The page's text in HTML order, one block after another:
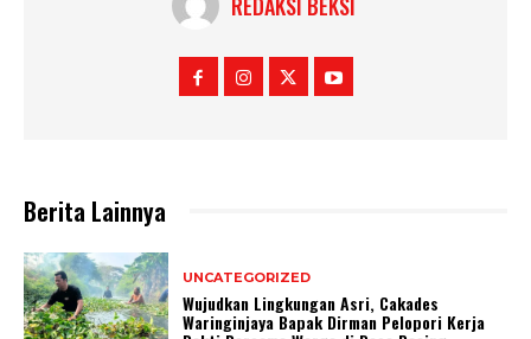
REDAKSI BEKSI
Berita Lainnya
UNCATEGORIZED
Wujudkan Lingkungan Asri, Cakades
Waringinjaya Bapak Dirman Pelopori Kerja